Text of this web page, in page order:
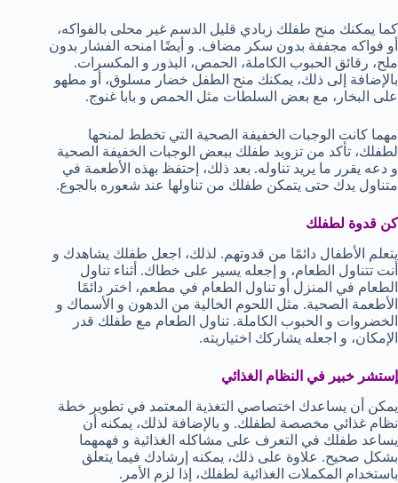
كما يمكنك منح طفلك زبادي قليل الدسم غير محلى بالفواكه،
أو فواكه مجففة بدون سكر مضاف. و أيضًا امنحه الفشار بدون
ملح، رقائق الحبوب الكاملة، الحمص، البذور و المكسرات.
بالإضافة إلى ذلك، يمكنك منح الطفل خضار مسلوق، أو مطهو
على البخار، مع بعض السلطات مثل الحمص و بابا غنوج.
مهما كانت الوجبات الخفيفة الصحية التي تخطط لمنحها
لطفلك، تأكد من تزويد طفلك ببعض الوجبات الخفيفة الصحية
و دعه يقرر ما يريد تناوله. بعد ذلك، إحتفظ بهذه الأطعمة في
متناول يدك حتى يتمكن طفلك من تناولها عند شعوره بالجوع.
كن قدوة لطفلك
يتعلم الأطفال دائمًا من قدوتهم. لذلك، اجعل طفلك يشاهدك و
أنت تتناول الطعام، و إجعله يسير على خطاك. أثناء تناول
الطعام في المنزل أو تناول الطعام في مطعم، اختر دائمًا
الأطعمة الصحية. مثل اللحوم الخالية من الدهون و الأسماك و
الخضروات و الحبوب الكاملة. تناول الطعام مع طفلك قدر
الإمكان، و اجعله يشاركك اختياريته.
إستشر خبير في النظام الغذائي
يمكن أن يساعدك اختصاصي التغذية المعتمد في تطوير خطة
نظام غذائي مخصصة لطفلك. و بالإضافة لذلك، يمكنه أن
يساعد طفلك في التعرف على مشاكله الغذائية و فهمهما
بشكل صحيح. علاوة على ذلك، يمكنه إرشادك فيما يتعلق
باستخدام المكملات الغذائية لطفلك، إذا لزم الأمر.